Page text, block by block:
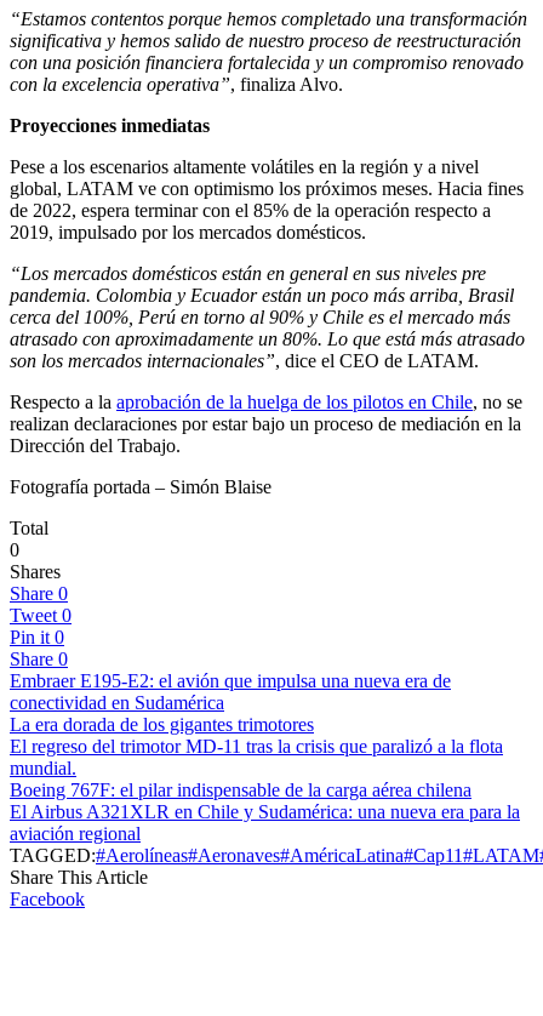
“Estamos contentos porque hemos completado una transformación
significativa y hemos salido de nuestro proceso de reestructuración
con una posición financiera fortalecida y un compromiso renovado
con la excelencia operativa”, finaliza Alvo.
Proyecciones inmediatas
Pese a los escenarios altamente volátiles en la región y a nivel
global, LATAM ve con optimismo los próximos meses. Hacia fines
de 2022, espera terminar con el 85% de la operación respecto a
2019, impulsado por los mercados domésticos.
“Los mercados domésticos están en general en sus niveles pre
pandemia. Colombia y Ecuador están un poco más arriba, Brasil
cerca del 100%, Perú en torno al 90% y Chile es el mercado más
atrasado con aproximadamente un 80%. Lo que está más atrasado
son los mercados internacionales”, dice el CEO de LATAM.
Respecto a la aprobación de la huelga de los pilotos en Chile, no se
realizan declaraciones por estar bajo un proceso de mediación en la
Dirección del Trabajo.
Fotografía portada – Simón Blaise
Total
0
Shares
Share 0
Tweet 0
Pin it 0
Share 0
Embraer E195-E2: el avión que impulsa una nueva era de
conectividad en Sudamérica
La era dorada de los gigantes trimotores
El regreso del trimotor MD-11 tras la crisis que paralizó a la flota
mundial.
Boeing 767F: el pilar indispensable de la carga aérea chilena
El Airbus A321XLR en Chile y Sudamérica: una nueva era para la
aviación regional
TAGGED:#Aerolíneas#Aeronaves#AméricaLatina#Cap11#LATAM
Share This Article
Facebook